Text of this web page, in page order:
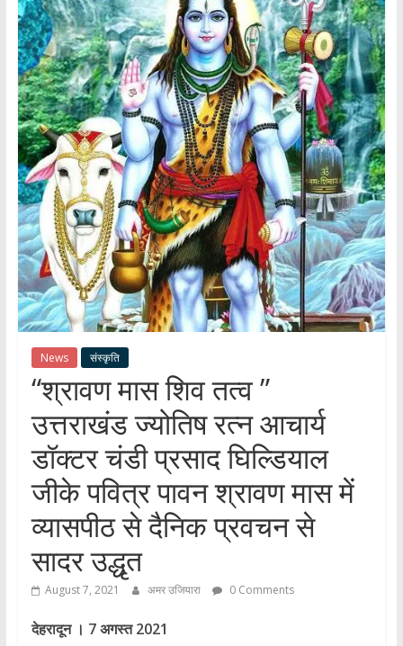
हर
खबर
।
सच्ची
खबर
।
सबकी
खबर
News संस्कृति
“श्रावण मास शिव तत्व ”
उत्तराखंड ज्योतिष रत्न आचार्य
डॉक्टर चंडी प्रसाद घिल्डियाल
जीके पवित्र पावन श्रावण मास में
व्यासपीठ से दैनिक प्रवचन से
सादर उद्धृत
August 7, 2021 अमर उजियारा 0 Comments
देहरादून । 7 अगस्त 2021